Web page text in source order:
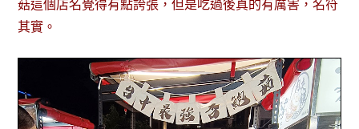
菇這個店名覺得有點誇張，但是吃過後真的有厲害，名符
其實。